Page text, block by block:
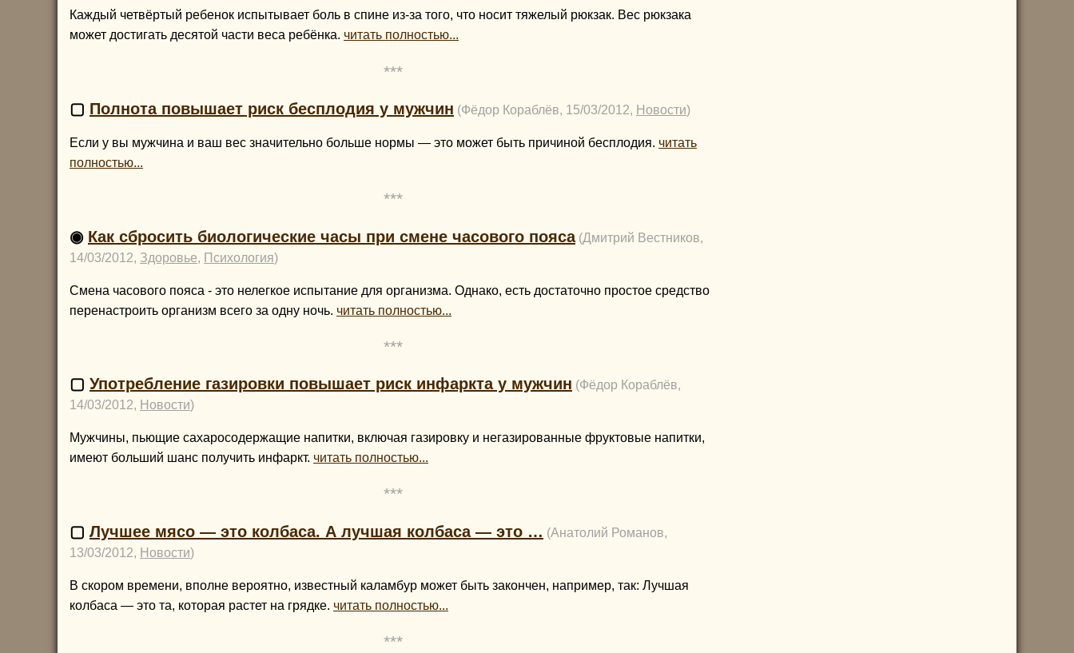
Каждый четвёртый ребенок испытывает боль в спине из-за того, что носит тяжелый рюкзак. Вес рюкзака
может достигать десятой части веса ребёнка. читать полностью...
***
▢ Полнота повышает риск бесплодия у мужчин (Фёдор Кораблёв, 15/03/2012, Новости)
Если у вы мужчина и ваш вес значительно больше нормы — это может быть причиной бесплодия. читать
полностью...
***
◉ Как сбросить биологические часы при смене часового пояса (Дмитрий Вестников,
14/03/2012, Здоровье, Психология)
Смена часового пояса - это нелегкое испытание для организма. Однако, есть достаточно простое средство
перенастроить организм всего за одну ночь. читать полностью...
***
▢ Употребление газировки повышает риск инфаркта у мужчин (Фёдор Кораблёв,
14/03/2012, Новости)
Мужчины, пьющие сахаросодержащие напитки, включая газировку и негазированные фруктовые напитки,
имеют больший шанс получить инфаркт. читать полностью...
***
▢ Лучшее мясо — это колбаса. А лучшая колбаса — это … (Анатолий Романов,
13/03/2012, Новости)
В скором времени, вполне вероятно, известный каламбур может быть закончен, например, так: Лучшая
колбаса — это та, которая растет на грядке. читать полностью...
***